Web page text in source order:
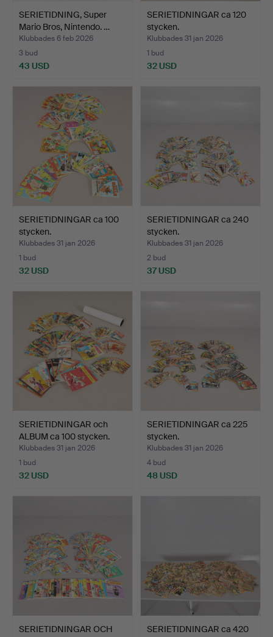
SERIETIDNING, Super
Mario Bros, Nintendo. …
Klubbades 6 feb 2026
3 bud
43 USD
SERIETIDNINGAR ca 120
stycken.
Klubbades 31 jan 2026
1 bud
32 USD
SERIETIDNINGAR ca 100
stycken.
Klubbades 31 jan 2026
1 bud
32 USD
SERIETIDNINGAR ca 240
stycken.
Klubbades 31 jan 2026
2 bud
37 USD
SERIETIDNINGAR och
ALBUM ca 100 stycken.
Klubbades 31 jan 2026
1 bud
32 USD
SERIETIDNINGAR ca 225
stycken.
Klubbades 31 jan 2026
4 bud
48 USD
SERIETIDNINGAR OCH
SERIETIDNINGAR ca 420